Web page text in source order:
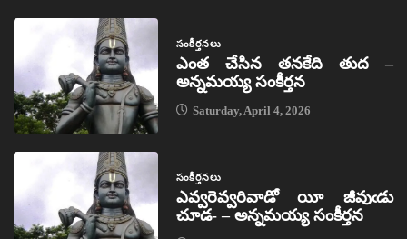
సంకీర్తనలు
ఎంత చేసిన తనకేది తుద –
అన్నమయ్య సంకీర్తన
Saturday, April 4, 2026
సంకీర్తనలు
ఎవ్వరెవ్వరివాడో యీ జీవుఁడు
చూడ- – అన్నమయ్య సంకీర్తన